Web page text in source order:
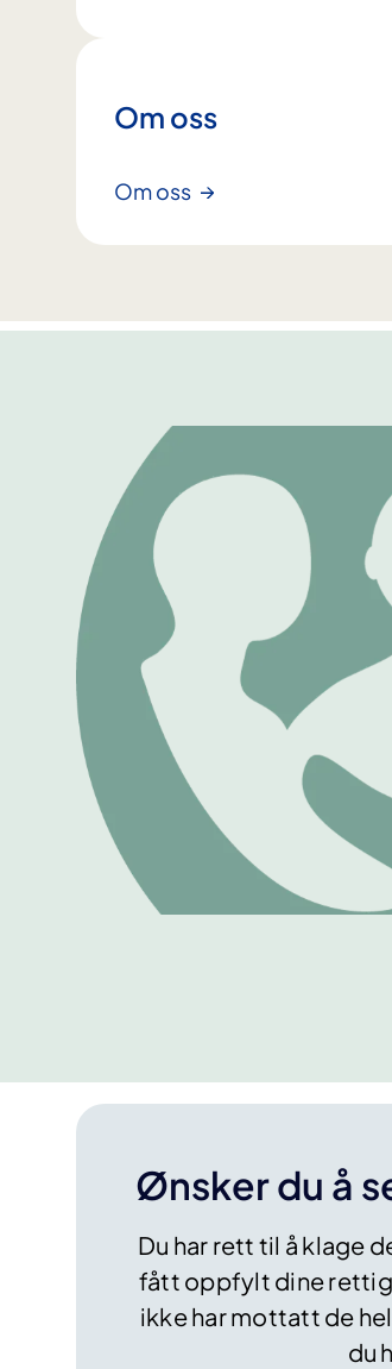
Om oss
Om oss
Ønsker du å
Du har rett til å klage
fått oppfylt dine
ikke har mottatt de
du